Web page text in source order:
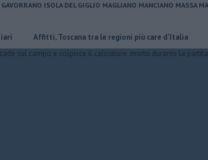
GAVORRANO ISOLA DEL GIGLIO MAGLIANO MANCIANO MASSA
Affitti, Toscana tra le regioni più care d'Italia Parco,